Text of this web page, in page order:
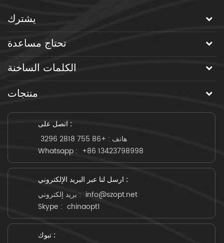
يشترك
تحتاج مساعدة
الكلمات الساخنة
منتجات
اتصل على :
هاتف : +86 755 2818 3296
Whatsapp : +86 13423798998
ارسل لنا عبر البريد الإلكتروني :
بريد إلكتروني : info@szopt.net
Skype : chinaopt1
تبوك :